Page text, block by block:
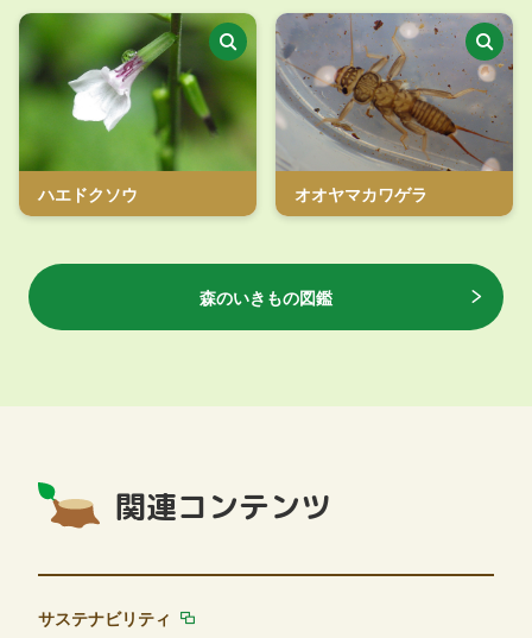
ハエドクソウ オオヤマカワゲラ
森のいきもの図鑑
関連コンテンツ
サステナビリティ